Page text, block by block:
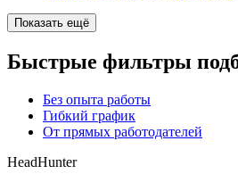
Показать ещё
Быстрые фильтры
Без опыта работы
Гибкий график
От прямых работодателей
HeadHunter